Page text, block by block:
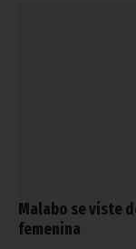
Malabo se viste
femenina